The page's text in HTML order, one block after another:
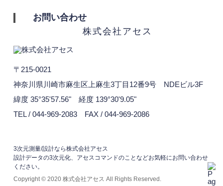
お問い合わせ
〒215-0021
神奈川県川崎市麻生区上麻生3丁目12番9号 NDEビル3F
緯度 35°35'57.56" 経度 139°30'9.05"
TEL / 044-969-2083
FAX / 044-969-2086
3次元測量/設計なら株式会社アセス
設計データの3次元化、アセスコマンドのことなどお気軽にお問い合わせ
ください。
Copyright © 2020 株式会社アセス All Rights Reserved.